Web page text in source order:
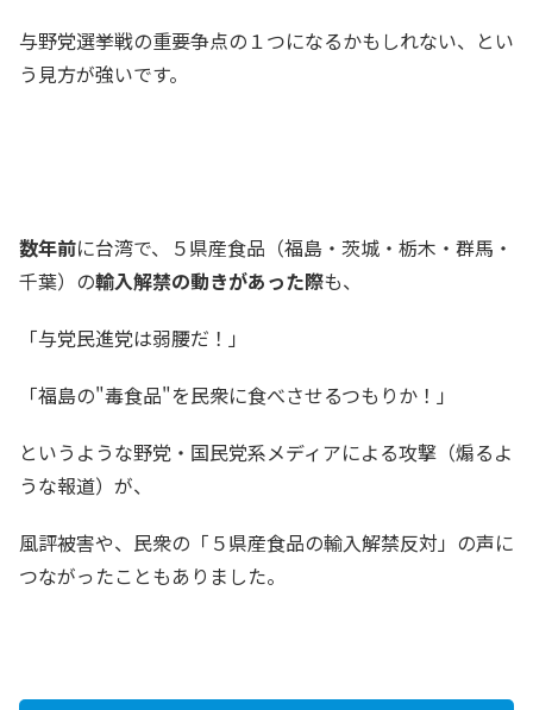
与野党選挙戦の重要争点の１つになるかもしれない、とい
う見方が強いです。
数年前に台湾で、５県産食品（福島・茨城・栃木・群馬・
千葉）の輸入解禁の動きがあった際も、
「与党民進党は弱腰だ！」
「福島の"毒食品"を民衆に食べさせるつもりか！」
というような野党・国民党系メディアによる攻撃（煽るよ
うな報道）が、
風評被害や、民衆の「５県産食品の輸入解禁反対」の声に
つながったこともありました。